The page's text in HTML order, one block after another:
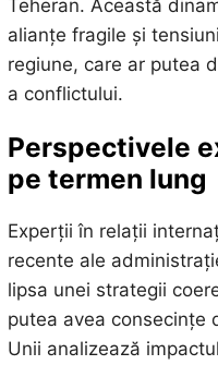
Teheran. Această
alianțe fragile și
regiune, care ar putea
a conflictului.
Perspectivele
pe termen lung
Experții în relații
recente ale
lipsa unei strategii
putea avea consecințe
Unii analizează